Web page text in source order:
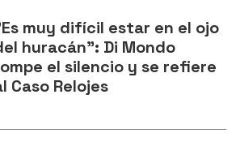
muy difícil estar en el ojo
huracán": Di Mondo
el silencio y se refiere
Caso Relojes